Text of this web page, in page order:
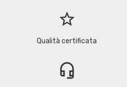
star_border
Qualità certificata
headset_mic